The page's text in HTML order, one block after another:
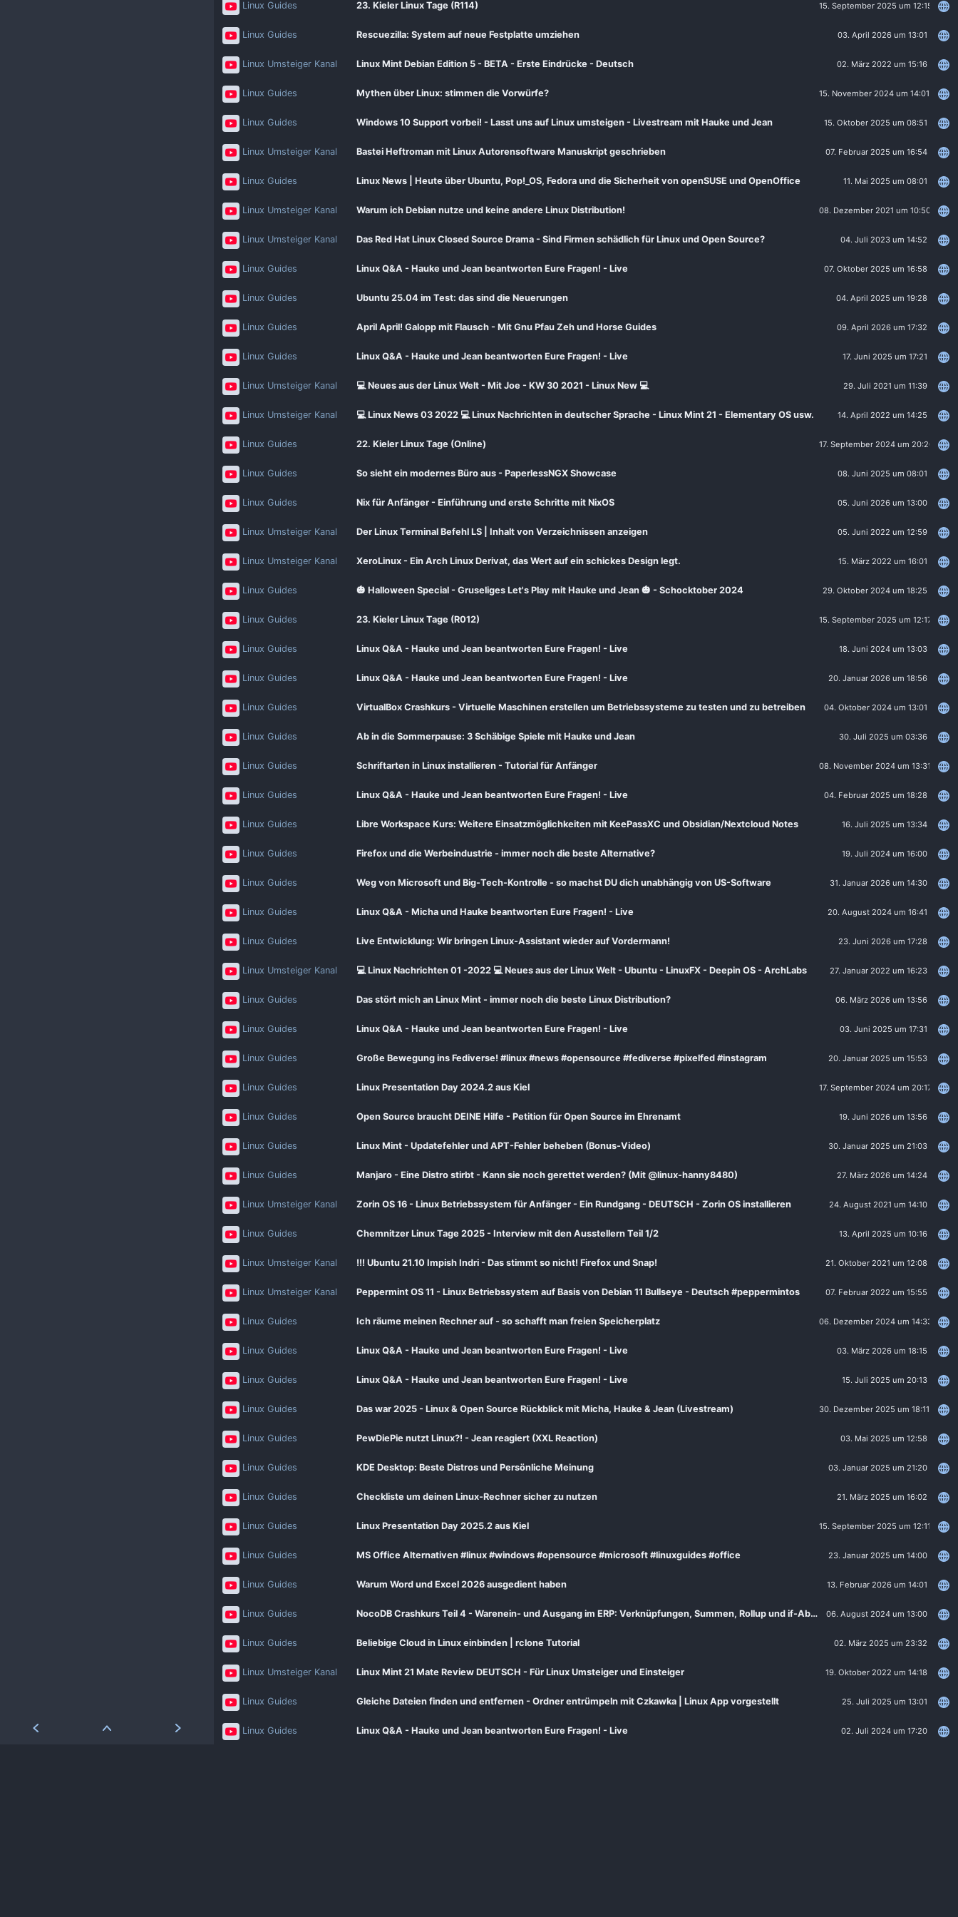
Linux Guides 23. Kieler Linux Tage (R114) 15. September 2025 um 12:15
Linux Guides Rescuezilla: System auf neue Festplatte umziehen 03. April 2026 um 13:01
Linux Umsteiger Kanal Linux Mint Debian Edition 5 - BETA - Erste Eindrücke - Deutsch 02. März 2022 um 15:16
Linux Guides Mythen über Linux: stimmen die Vorwürfe? 15. November 2024 um 14:01
Linux Guides Windows 10 Support vorbei! - Lasst uns auf Linux umsteigen - Livestream mit Hauke und Jean 15. Oktober 2025 um 08:51
Linux Umsteiger Kanal Bastei Heftroman mit Linux Autorensoftware Manuskript geschrieben 07. Februar 2025 um 16:54
Linux Guides Linux News | Heute über Ubuntu, Pop!_OS, Fedora und die Sicherheit von openSUSE und OpenOffice 11. Mai 2025 um 08:01
Linux Umsteiger Kanal Warum ich Debian nutze und keine andere Linux Distribution! 08. Dezember 2021 um 10:50
Linux Umsteiger Kanal Das Red Hat Linux Closed Source Drama - Sind Firmen schädlich für Linux und Open Source? 04. Juli 2023 um 14:52
Linux Guides Linux Q&A - Hauke und Jean beantworten Eure Fragen! - Live 07. Oktober 2025 um 16:58
Linux Guides Ubuntu 25.04 im Test: das sind die Neuerungen 04. April 2025 um 19:28
Linux Guides April April! Galopp mit Flausch - Mit Gnu Pfau Zeh und Horse Guides 09. April 2026 um 17:32
Linux Guides Linux Q&A - Hauke und Jean beantworten Eure Fragen! - Live 17. Juni 2025 um 17:21
Linux Umsteiger Kanal 💻 Neues aus der Linux Welt - Mit Joe - KW 30 2021 - Linux New 💻 29. Juli 2021 um 11:39
Linux Umsteiger Kanal 💻 Linux News 03 2022 💻 Linux Nachrichten in deutscher Sprache - Linux Mint 21 - Elementary OS usw. 14. April 2022 um 14:25
Linux Guides 22. Kieler Linux Tage (Online) 17. September 2024 um 20:20
Linux Guides So sieht ein modernes Büro aus - PaperlessNGX Showcase 08. Juni 2025 um 08:01
Linux Guides Nix für Anfänger - Einführung und erste Schritte mit NixOS 05. Juni 2026 um 13:00
Linux Umsteiger Kanal Der Linux Terminal Befehl LS | Inhalt von Verzeichnissen anzeigen 05. Juni 2022 um 12:59
Linux Umsteiger Kanal XeroLinux - Ein Arch Linux Derivat, das Wert auf ein schickes Design legt. 15. März 2022 um 16:01
Linux Guides 🎃 Halloween Special - Gruseliges Let's Play mit Hauke und Jean 🎃 - Schocktober 2024 29. Oktober 2024 um 18:25
Linux Guides 23. Kieler Linux Tage (R012) 15. September 2025 um 12:17
Linux Guides Linux Q&A - Hauke und Jean beantworten Eure Fragen! - Live 18. Juni 2024 um 13:03
Linux Guides Linux Q&A - Hauke und Jean beantworten Eure Fragen! - Live 20. Januar 2026 um 18:56
Linux Guides VirtualBox Crashkurs - Virtuelle Maschinen erstellen um Betriebssysteme zu testen und zu betreiben 04. Oktober 2024 um 13:01
Linux Guides Ab in die Sommerpause: 3 Schäbige Spiele mit Hauke und Jean 30. Juli 2025 um 03:36
Linux Guides Schriftarten in Linux installieren - Tutorial für Anfänger 08. November 2024 um 13:31
Linux Guides Linux Q&A - Hauke und Jean beantworten Eure Fragen! - Live 04. Februar 2025 um 18:28
Linux Guides Libre Workspace Kurs: Weitere Einsatzmöglichkeiten mit KeePassXC und Obsidian/Nextcloud Notes 16. Juli 2025 um 13:34
Linux Guides Firefox und die Werbeindustrie - immer noch die beste Alternative? 19. Juli 2024 um 16:00
Linux Guides Weg von Microsoft und Big-Tech-Kontrolle - so machst DU dich unabhängig von US-Software 31. Januar 2026 um 14:30
Linux Guides Linux Q&A - Micha und Hauke beantworten Eure Fragen! - Live 20. August 2024 um 16:41
Linux Guides Live Entwicklung: Wir bringen Linux-Assistant wieder auf Vordermann! 23. Juni 2026 um 17:28
Linux Umsteiger Kanal 💻 Linux Nachrichten 01 -2022 💻 Neues aus der Linux Welt - Ubuntu - LinuxFX - Deepin OS - ArchLabs 27. Januar 2022 um 16:23
Linux Guides Das stört mich an Linux Mint - immer noch die beste Linux Distribution? 06. März 2026 um 13:56
Linux Guides Linux Q&A - Hauke und Jean beantworten Eure Fragen! - Live 03. Juni 2025 um 17:31
Linux Guides Große Bewegung ins Fediverse! #linux #news #opensource #fediverse #pixelfed #instagram 20. Januar 2025 um 15:53
Linux Guides Linux Presentation Day 2024.2 aus Kiel 17. September 2024 um 20:17
Linux Guides Open Source braucht DEINE Hilfe - Petition für Open Source im Ehrenamt 19. Juni 2026 um 13:56
Linux Guides Linux Mint - Updatefehler und APT-Fehler beheben (Bonus-Video) 30. Januar 2025 um 21:03
Linux Guides Manjaro - Eine Distro stirbt - Kann sie noch gerettet werden? (Mit @linux-hanny8480) 27. März 2026 um 14:24
Linux Umsteiger Kanal Zorin OS 16 - Linux Betriebssystem für Anfänger - Ein Rundgang - DEUTSCH - Zorin OS installieren 24. August 2021 um 14:10
Linux Guides Chemnitzer Linux Tage 2025 - Interview mit den Ausstellern Teil 1/2 13. April 2025 um 10:16
Linux Umsteiger Kanal !!! Ubuntu 21.10 Impish Indri - Das stimmt so nicht! Firefox und Snap! 21. Oktober 2021 um 12:08
Linux Umsteiger Kanal Peppermint OS 11 - Linux Betriebssystem auf Basis von Debian 11 Bullseye - Deutsch #peppermintos 07. Februar 2022 um 15:55
Linux Guides Ich räume meinen Rechner auf - so schafft man freien Speicherplatz 06. Dezember 2024 um 14:33
Linux Guides Linux Q&A - Hauke und Jean beantworten Eure Fragen! - Live 03. März 2026 um 18:15
Linux Guides Linux Q&A - Hauke und Jean beantworten Eure Fragen! - Live 15. Juli 2025 um 20:13
Linux Guides Das war 2025 - Linux & Open Source Rückblick mit Micha, Hauke & Jean (Livestream) 30. Dezember 2025 um 18:11
Linux Guides PewDiePie nutzt Linux?! - Jean reagiert (XXL Reaction) 03. Mai 2025 um 12:58
Linux Guides KDE Desktop: Beste Distros und Persönliche Meinung 03. Januar 2025 um 21:20
Linux Guides Checkliste um deinen Linux-Rechner sicher zu nutzen 21. März 2025 um 16:02
Linux Guides Linux Presentation Day 2025.2 aus Kiel 15. September 2025 um 12:11
Linux Guides MS Office Alternativen #linux #windows #opensource #microsoft #linuxguides #office 23. Januar 2025 um 14:00
Linux Guides Warum Word und Excel 2026 ausgedient haben 13. Februar 2026 um 14:01
Linux Guides NocoDB Crashkurs Teil 4 - Warenein- und Ausgang im ERP: Verknüpfungen, Summen, Rollup und if-Abfrage 06. August 2024 um 13:00
Linux Guides Beliebige Cloud in Linux einbinden | rclone Tutorial 02. März 2025 um 23:32
Linux Umsteiger Kanal Linux Mint 21 Mate Review DEUTSCH - Für Linux Umsteiger und Einsteiger 19. Oktober 2022 um 14:18
Linux Guides Gleiche Dateien finden und entfernen - Ordner entrümpeln mit Czkawka | Linux App vorgestellt 25. Juli 2025 um 13:01
Linux Guides Linux Q&A - Hauke und Jean beantworten Eure Fragen! - Live 02. Juli 2024 um 17:20